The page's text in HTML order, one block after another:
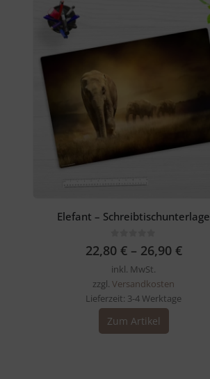
Elefant – Schreibtischunterlage
22,80 €– 26,90 €
inkl. MwSt.
zzgl. Versandkosten
Lieferzeit: 3-4 Werktage
Zum Artikel
Produkt